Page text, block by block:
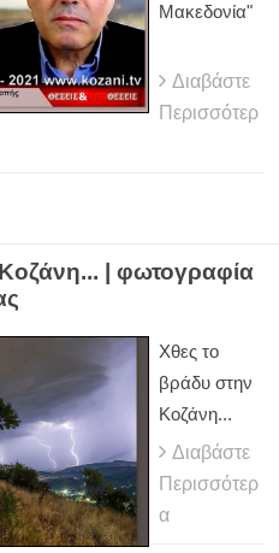
Μακεδονία"
Διαβάστε
Περισσότερ
| φωτογραφία
Χθες το
βράδυ στην
Κοζάνη...
Διαβάστε
Περισσότερ
α